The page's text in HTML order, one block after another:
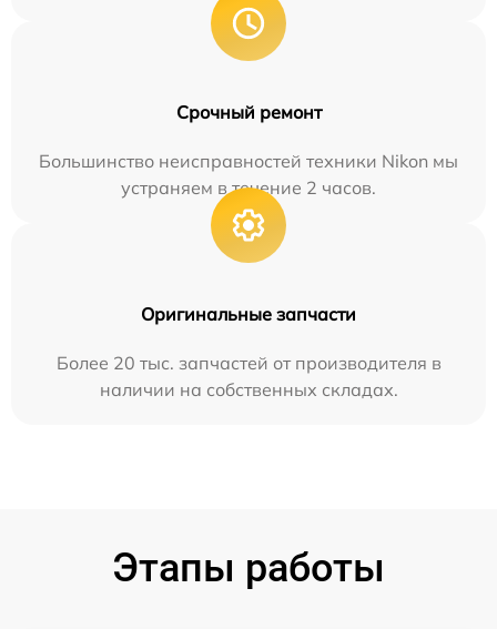
Срочный ремонт
Большинство неисправностей техники Nikon мы
устраняем в течение 2 часов.
Оригинальные запчасти
Более 20 тыс. запчастей от производителя в
наличии на собственных складах.
Этапы работы